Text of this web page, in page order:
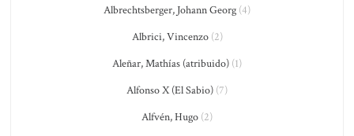
Albrechtsberger, Johann Georg (4)
Albrici, Vincenzo(2)
Aleñar, Mathías (atribuido) (1)
Alfonso X (El Sabio) (7)
Alfvén, Hugo (2)